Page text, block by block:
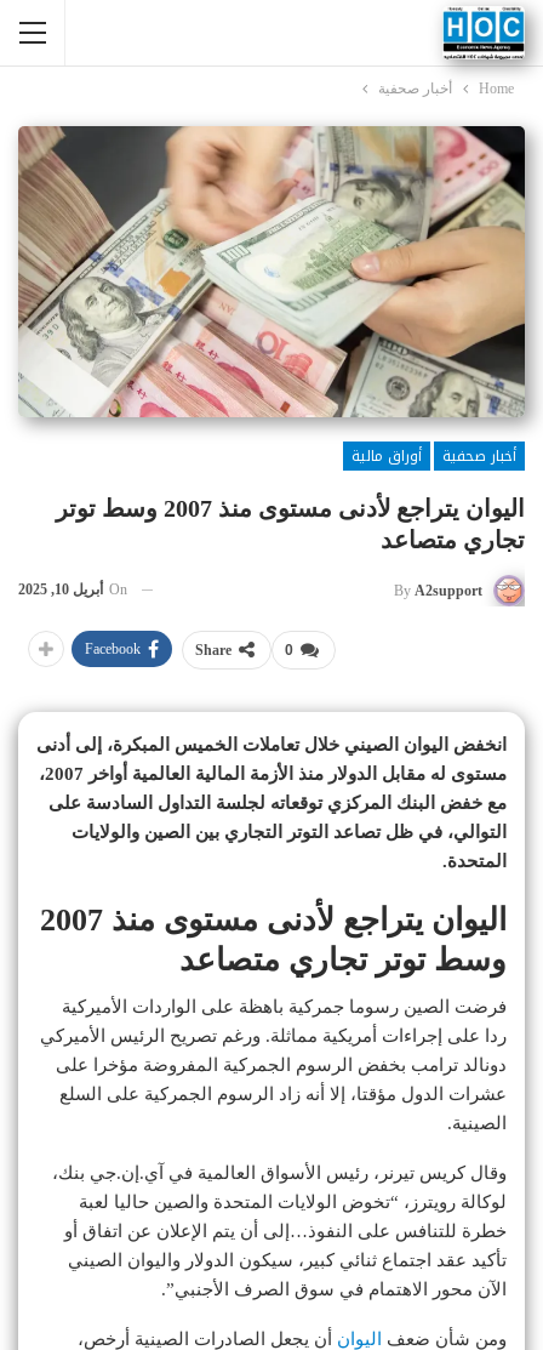
Home أخبار صحفية
أخبار صحفية
أوراق مالية
اليوان يتراجع لأدنى مستوى منذ 2007 وسط توتر
تجاري متصاعد
By A2support
On أبريل 10, 2025
0
Share
Facebook
انخفض اليوان الصيني خلال تعاملات الخميس المبكرة، إلى أدنى
مستوى له مقابل الدولار منذ الأزمة المالية العالمية أواخر 2007،
مع خفض البنك المركزي توقعاته لجلسة التداول السادسة على
التوالي، في ظل تصاعد التوتر التجاري بين الصين والولايات
المتحدة.
اليوان يتراجع لأدنى مستوى منذ 2007
وسط توتر تجاري متصاعد
فرضت الصين رسوما جمركية باهظة على الواردات الأميركية
ردا على إجراءات أمريكية مماثلة. ورغم تصريح الرئيس الأميركي
دونالد ترامب بخفض الرسوم الجمركية المفروضة مؤخرا على
عشرات الدول مؤقتا، إلا أنه زاد الرسوم الجمركية على السلع
الصينية.
وقال كريس تيرنر، رئيس الأسواق العالمية في آي.إن.جي بنك،
لوكالة رويترز، “تخوض الولايات المتحدة والصين حاليا لعبة
خطرة للتنافس على النفوذ…إلى أن يتم الإعلان عن اتفاق أو
تأكيد عقد اجتماع ثنائي كبير، سيكون الدولار واليوان الصيني
الآن محور الاهتمام في سوق الصرف الأجنبي”.
ومن شأن ضعف اليوان أن يجعل الصادرات الصينية أرخص،